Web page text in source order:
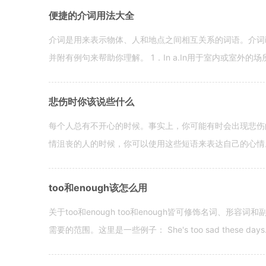
便捷的介词用法大全
介词是用来表示物体、人和地点之间相互关系的词语。介
并附有例句来帮助你理解。 1．In a.In用于室内或室外的
悲伤时你该说些什么
每个人总有不开心的时候。事实上，你可能有时会出现悲
情沮丧的人的时候，你可以使用这些短语来表达自己的心
too和enough该怎么用
关于too和enough too和enough皆可修饰名词、形容词和
需要的范围。这里是一些例子： She's too sad these